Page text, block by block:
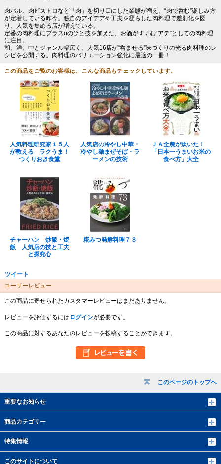
このページのトップへ
重要なお知らせ
商品カテゴリー
特集情報
このサイトについて
肉バル、肉ビストロなど「肉」を切り口にした業態が増え、“肉で呑む”楽しみ方
が定着している昨今。独自のアイデアや工夫を凝らした肉料理で差別化を図
り、人気を集める店が増えている。
定番の肉料理にプラスαのひと技を加えた、お酒がすすむ“アテ”としての肉料理
に注目。
和、洋、中とジャンル幅広く、人気16店が“呑ませる”味づくりの光る肉料理のレ
シピを公開する。肉料理のバリエーション強化に最適の一冊！
この商品をご覧のお客様は、こんな商品もチェックしています。
人気料理研究家１５人
が教える ラクうま！
つくりおき食堂
人気店の冷やし中華・
冷やし麺まぜそば・ラ
ーメンの技術
ＪＡ全農が炊いた！
「日本一うまいお米の
食べ方」大全
チャーハン 炒飯・焼
飯 人気店の技と工夫
と探究心
糀みつ発酵料理７３
ツイート
ユーザーレビュー
この商品に寄せられたカスタマーレビューはまだありません。
レビューを評価するには ログインが必要です。
この商品に対するあなたのレビューを投稿することができます。